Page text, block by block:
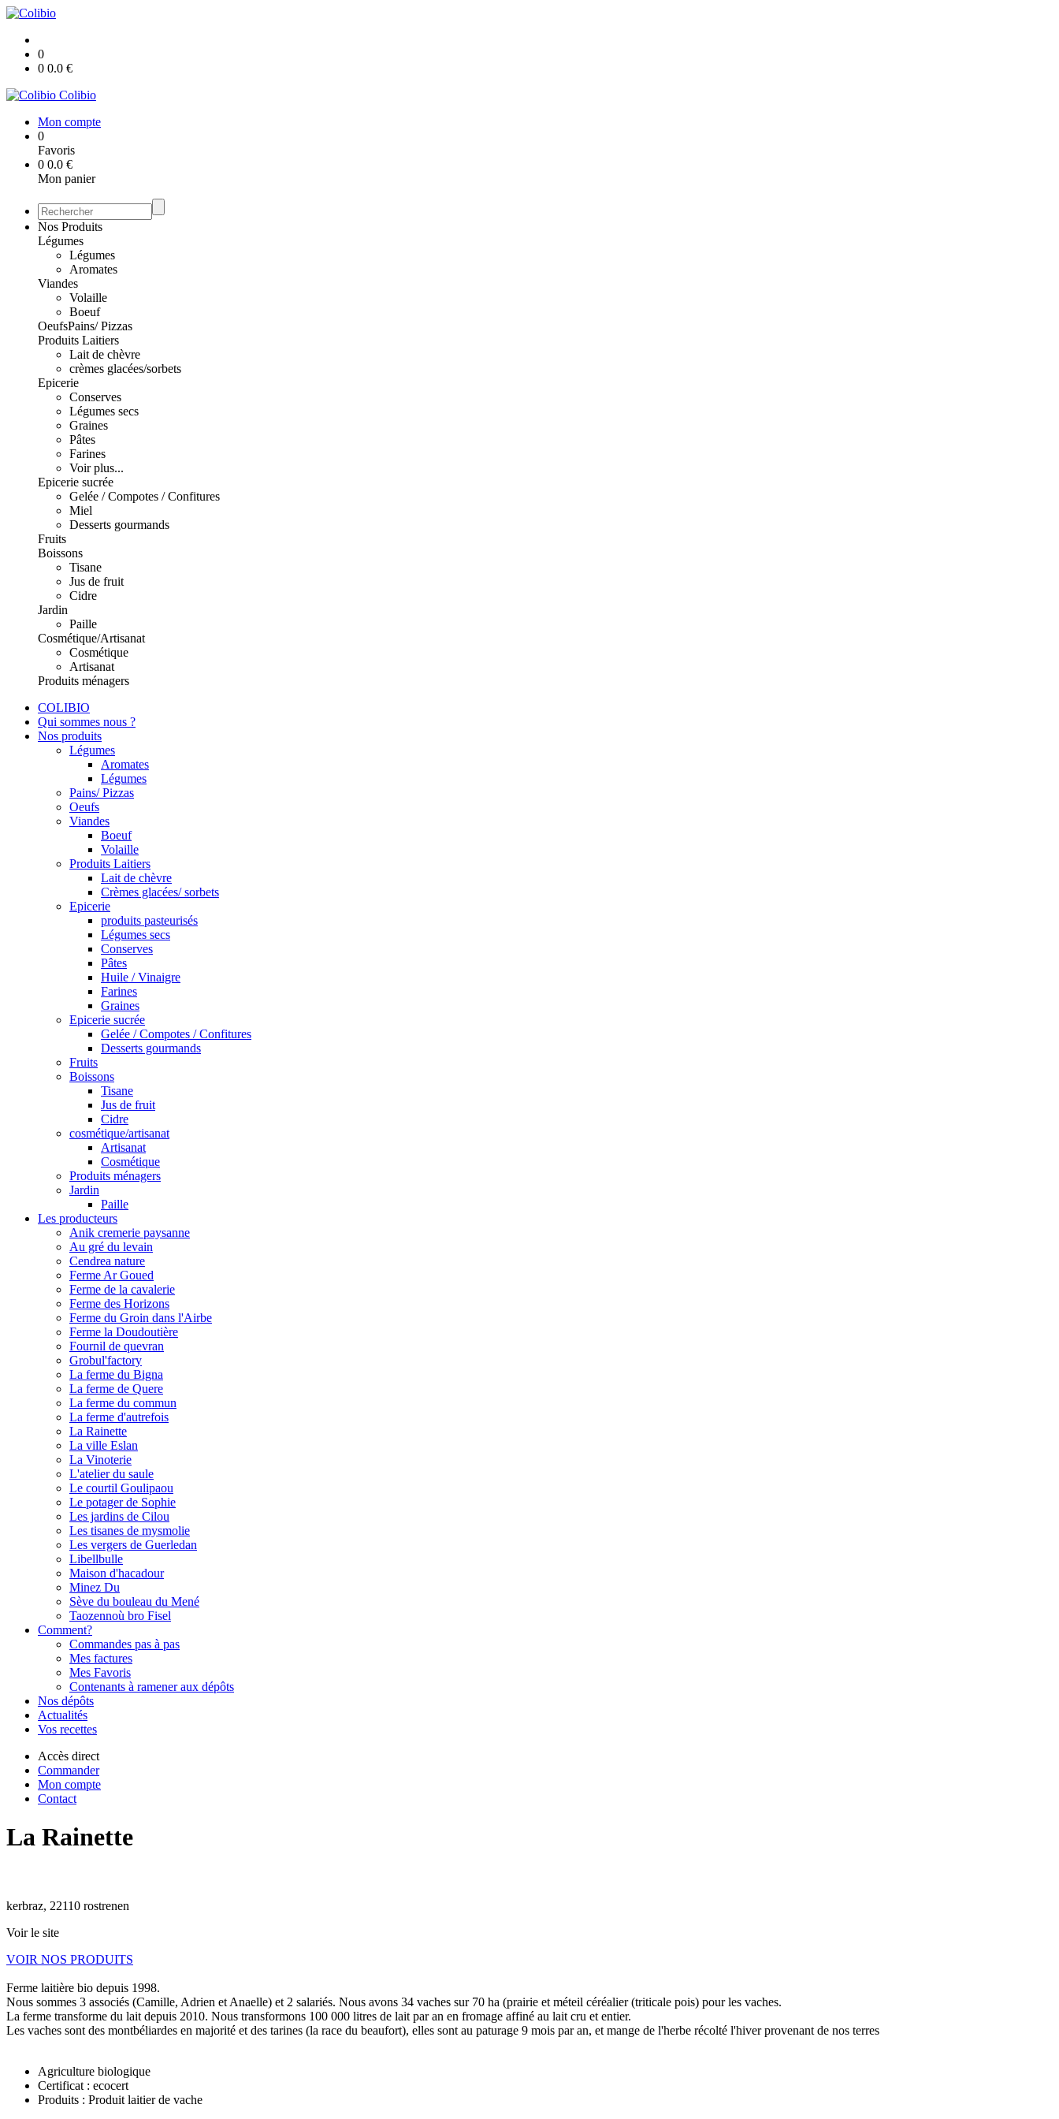
0
0 0.0 €
Colibio
Mon compte
0
Favoris
0 0.0 €
Mon panier
Nos Produits
Légumes
Légumes
Aromates
Viandes
Volaille
Boeuf
OeufsPains/ Pizzas
Produits Laitiers
Lait de chèvre
crèmes glacées/sorbets
Epicerie
Conserves
Légumes secs
Graines
Pâtes
Farines
Voir plus...
Epicerie sucrée
Gelée / Compotes / Confitures
Miel
Desserts gourmands
Fruits
Boissons
Tisane
Jus de fruit
Cidre
Jardin
Paille
Cosmétique/Artisanat
Cosmétique
Artisanat
Produits ménagers
COLIBIO
Qui sommes nous ?
Nos produits
Légumes
Aromates
Légumes
Pains/ Pizzas
Oeufs
Viandes
Boeuf
Volaille
Produits Laitiers
Lait de chèvre
Crèmes glacées/ sorbets
Epicerie
produits pasteurisés
Légumes secs
Conserves
Pâtes
Huile / Vinaigre
Farines
Graines
Epicerie sucrée
Gelée / Compotes / Confitures
Desserts gourmands
Fruits
Boissons
Tisane
Jus de fruit
Cidre
cosmétique/artisanat
Artisanat
Cosmétique
Produits ménagers
Jardin
Paille
Les producteurs
Anik cremerie paysanne
Au gré du levain
Cendrea nature
Ferme Ar Goued
Ferme de la cavalerie
Ferme des Horizons
Ferme du Groin dans l'Airbe
Ferme la Doudoutière
Fournil de quevran
Grobul'factory
La ferme du Bigna
La ferme de Quere
La ferme du commun
La ferme d'autrefois
La Rainette
La ville Eslan
La Vinoterie
L'atelier du saule
Le courtil Goulipaou
Le potager de Sophie
Les jardins de Cilou
Les tisanes de mysmolie
Les vergers de Guerledan
Libellbulle
Maison d'hacadour
Minez Du
Sève du bouleau du Mené
Taozennoù bro Fisel
Comment?
Commandes pas à pas
Mes factures
Mes Favoris
Contenants à ramener aux dépôts
Nos dépôts
Actualités
Vos recettes
Accès direct
Commander
Mon compte
Contact
La Rainette
kerbraz, 22110 rostrenen
Voir le site
VOIR NOS PRODUITS
Ferme laitière bio depuis 1998.
Nous sommes 3 associés (Camille, Adrien et Anaelle) et 2 salariés. Nous avons 34 vaches sur 70 ha (prairie et méteil céréalier (triticale pois) pour les vaches.
La ferme transforme du lait depuis 2010. Nous transformons 100 000 litres de lait par an en fromage affiné au lait cru et entier.
Les vaches sont des montbéliardes en majorité et des tarines (la race du beaufort), elles sont au paturage 9 mois par an, et mange de l'herbe récolté l'hiver provenant de nos terres
Agriculture biologique
Certificat : ecocert
Produits : Produit laitier de vache